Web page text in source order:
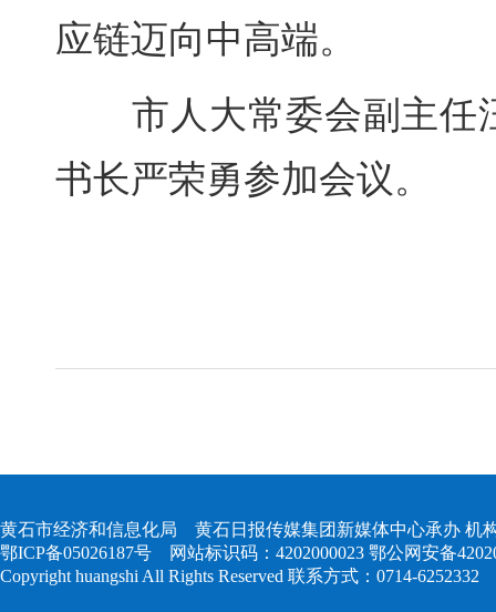
应链迈向中高端。
市人大常委会副主任
书长严荣勇参加会议。
黄石市经济和信息化局 黄石日报传媒集团新媒体中心承办 机
鄂ICP备05026187号 网站标识码：4202000023 鄂公网安备
Copyright huangshi All Rights Reserved 联系方式：0714-6252332